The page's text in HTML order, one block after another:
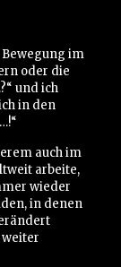
im
oder die
und ich
in den
auch im
arbeite,
wieder
in denen
weiter